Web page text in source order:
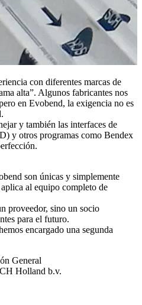
con diferentes marcas de
alta”. Algunos fabricantes nos
en Evobend, la exigencia no es
y también las interfaces de
y otros programas como Bendex
son únicas y simplemente
al equipo completo de
proveedor, sino un socio
para el futuro.
encargado una segunda
General
Holland b.v.